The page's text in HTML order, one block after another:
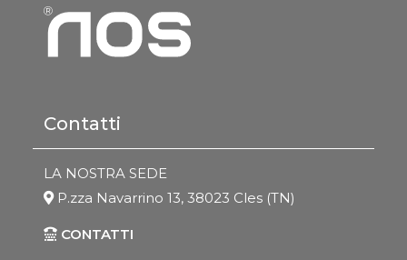
Contatti
LA NOSTRA SEDE
P.zza Navarrino 13, 38023 Cles (TN)
CONTATTI